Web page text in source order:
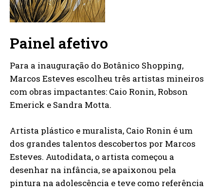
Painel afetivo
Para a inauguração do Botânico Shopping,
Marcos Esteves escolheu três artistas mineiros
com obras impactantes: Caio Ronin, Robson
Emerick e Sandra Motta.
Artista plástico e muralista, Caio Ronin é um
dos grandes talentos descobertos por Marcos
Esteves. Autodidata, o artista começou a
desenhar na infância, se apaixonou pela
pintura na adolescência e teve como referência